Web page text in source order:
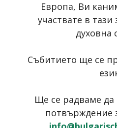
Европа, Ви
участвате в
духовна
Събитието ще се
Ще се радваме да
потвърждение